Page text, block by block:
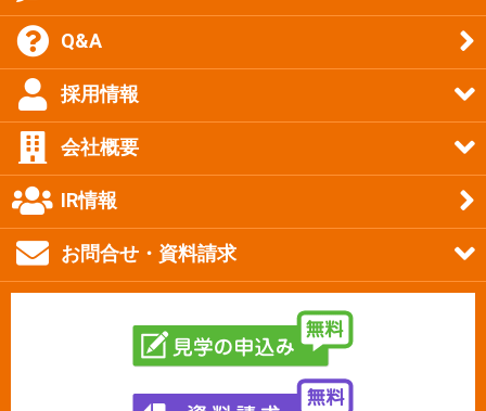
Q&A
採用情報
会社概要
IR情報
お問合せ・資料請求